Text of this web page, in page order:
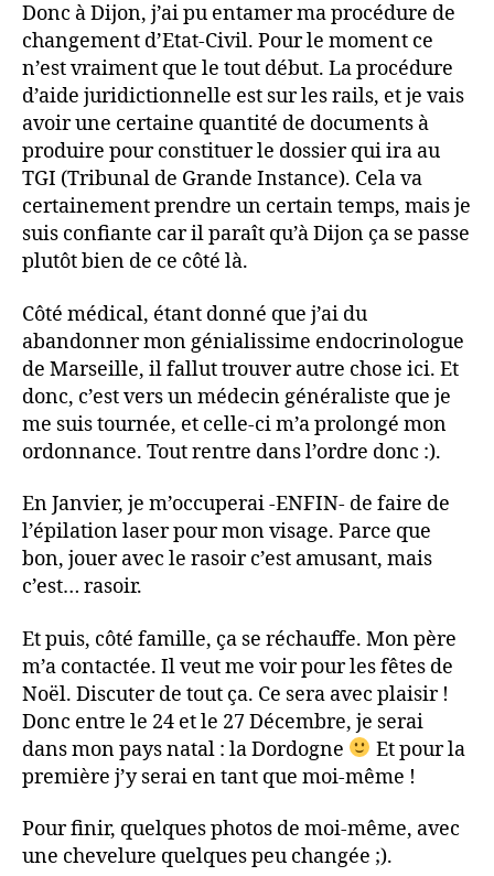
Donc à Dijon, j’ai pu entamer ma procédure de
changement d’Etat-Civil. Pour le moment ce
n’est vraiment que le tout début. La procédure
d’aide juridictionnelle est sur les rails, et je vais
avoir une certaine quantité de documents à
produire pour constituer le dossier qui ira au
TGI (Tribunal de Grande Instance). Cela va
certainement prendre un certain temps, mais je
suis confiante car il paraît qu’à Dijon ça se passe
plutôt bien de ce côté là.
Côté médical, étant donné que j’ai du
abandonner mon génialissime endocrinologue
de Marseille, il fallut trouver autre chose ici. Et
donc, c’est vers un médecin généraliste que je
me suis tournée, et celle-ci m’a prolongé mon
ordonnance. Tout rentre dans l’ordre donc :).
En Janvier, je m’occuperai -ENFIN- de faire de
l’épilation laser pour mon visage. Parce que
bon, jouer avec le rasoir c’est amusant, mais
c’est… rasoir.
Et puis, côté famille, ça se réchauffe. Mon père
m’a contactée. Il veut me voir pour les fêtes de
Noël. Discuter de tout ça. Ce sera avec plaisir !
Donc entre le 24 et le 27 Décembre, je serai
dans mon pays natal : la Dordogne
Et pour la
première j’y serai en tant que moi-même !
Pour finir, quelques photos de moi-même, avec
une chevelure quelques peu changée ;).